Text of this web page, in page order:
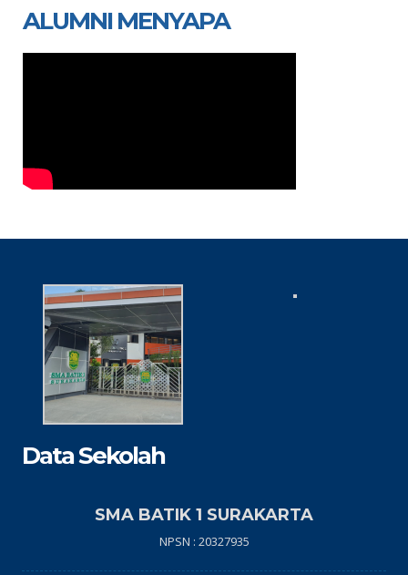
ALUMNI MENYAPA
Data Sekolah
SMA BATIK 1 SURAKARTA
NPSN : 20327935